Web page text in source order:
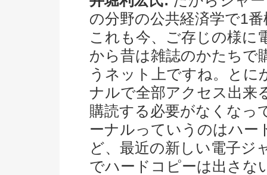
の分野の公共経済学で1
これも今、ご存じの様に
から昔は雑誌のかたちで
うネット上ですね。とに
ナルで全部アクセス出来
購読する必要がなくなっ
ーナルっていうのはハー
ど、最近の新しい電子ジ
でハードコピーは出さな